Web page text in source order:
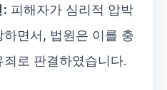
: 피해자가 심리적 압박
면서, 법원은 이를 충
로 판결하였습니다.